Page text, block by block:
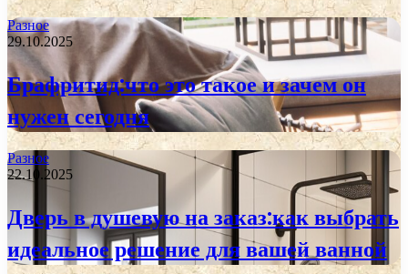
Разное
29.10.2025
Брафритид:что это такое и зачем он
нужен сегодня
Разное
22.10.2025
Дверь в душевую на заказ:как выбрать
идеальное решение для вашей ванной